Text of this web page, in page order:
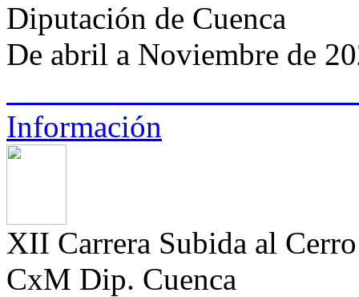
Diputación de Cuenca
De abril a Noviembre de
Información
XII Carrera Subida al
CxM Dip. Cuenca